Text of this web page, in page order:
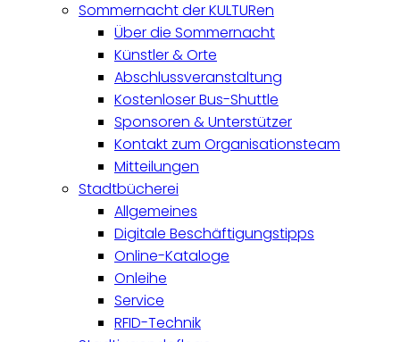
Sommernacht der KULTURen
Über die Sommernacht
Künstler & Orte
Abschlussveranstaltung
Kostenloser Bus-Shuttle
Sponsoren & Unterstützer
Kontakt zum Organisationsteam
Mitteilungen
Stadtbücherei
Allgemeines
Digitale Beschäftigungstipps
Online-Kataloge
Onleihe
Service
RFID-Technik